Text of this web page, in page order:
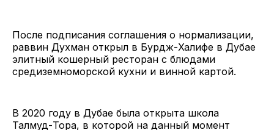
После подписания соглашения о нормализации,
раввин Духман открыл в Бурдж-Халифе в Дубае
элитный кошерный ресторан с блюдами
средиземноморской кухни и винной картой.
В 2020 году в Дубае была открыта школа
Талмуд-Тора, в которой на данный момент